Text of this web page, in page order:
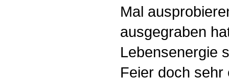
Mal
ausgegraben
Lebensenergie
Feier doch